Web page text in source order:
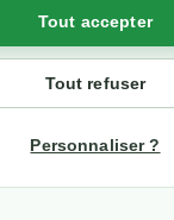
Tout accepter
Tout refuser
Personnaliser ?
shop.com